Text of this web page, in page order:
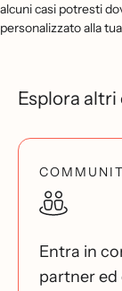
alcuni casi potresti
personalizzato alla
Esplora
Entra in
partner ed